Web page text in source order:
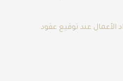
الأعمال عند توقيع عقود